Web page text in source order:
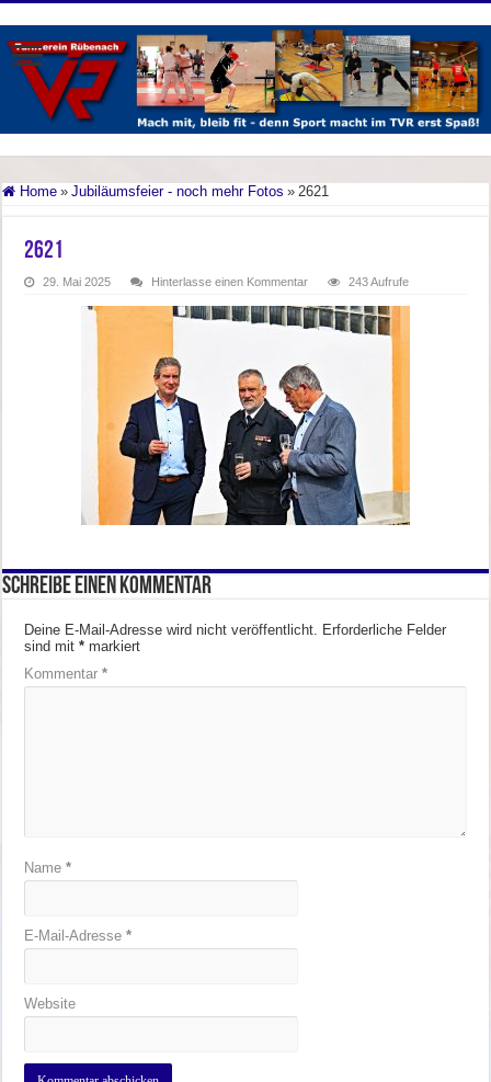
Home » Jubiläumsfeier - noch mehr Fotos » 2621
2621
29. Mai 2025 Hinterlasse einen Kommentar 243 Aufrufe
Schreibe einen Kommentar
Deine E-Mail-Adresse wird nicht veröffentlicht. Erforderliche Felder
sind mit* markiert
Kommentar*
Name*
E-Mail-Adresse*
Website